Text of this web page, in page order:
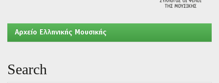
Aρχείο Ελληνικής Μουσικής
Search